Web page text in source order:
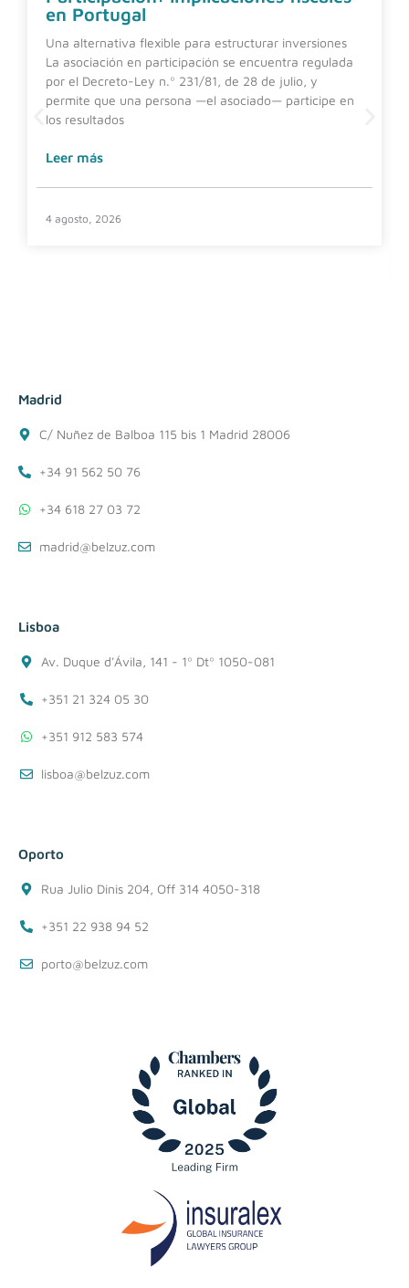
en Portugal
Una alternativa flexible para estructurar inversiones
La asociación en participación se encuentra regulada
por el Decreto-Ley n.º 231/81, de 28 de julio, y
permite que una persona —el asociado— participe en
los resultados
Leer más
4 agosto, 2026
Madrid
C/ Nuñez de Balboa 115 bis 1 Madrid 28006
+34 91 562 50 76
+34 618 27 03 72
madrid@belzuz.com
Lisboa
Av. Duque d'Ávila, 141 - 1º Dtº 1050-081
+351 21 324 05 30
+351 912 583 574
lisboa@belzuz.com
Oporto
Rua Julio Dinis 204, Off 314 4050-318
+351 22 938 94 52
porto@belzuz.com